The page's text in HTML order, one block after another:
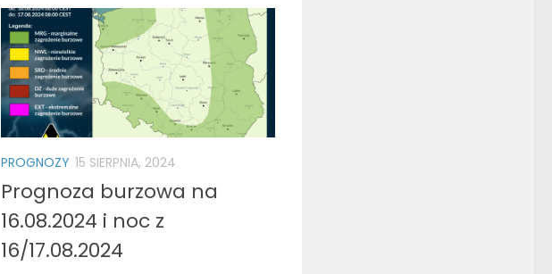
PROGNOZY 15 SIERPNIA, 2024
Prognoza burzowa na
16.08.2024 i noc z
16/17.08.2024